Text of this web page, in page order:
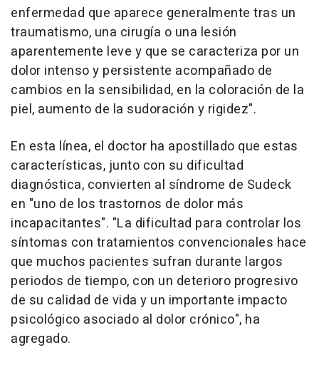
enfermedad que aparece generalmente tras un
traumatismo, una cirugía o una lesión
aparentemente leve y que se caracteriza por un
dolor intenso y persistente acompañado de
cambios en la sensibilidad, en la coloración de la
piel, aumento de la sudoración y rigidez".
En esta línea, el doctor ha apostillado que estas
características, junto con su dificultad
diagnóstica, convierten al síndrome de Sudeck
en "uno de los trastornos de dolor más
incapacitantes". "La dificultad para controlar los
síntomas con tratamientos convencionales hace
que muchos pacientes sufran durante largos
periodos de tiempo, con un deterioro progresivo
de su calidad de vida y un importante impacto
psicológico asociado al dolor crónico", ha
agregado.